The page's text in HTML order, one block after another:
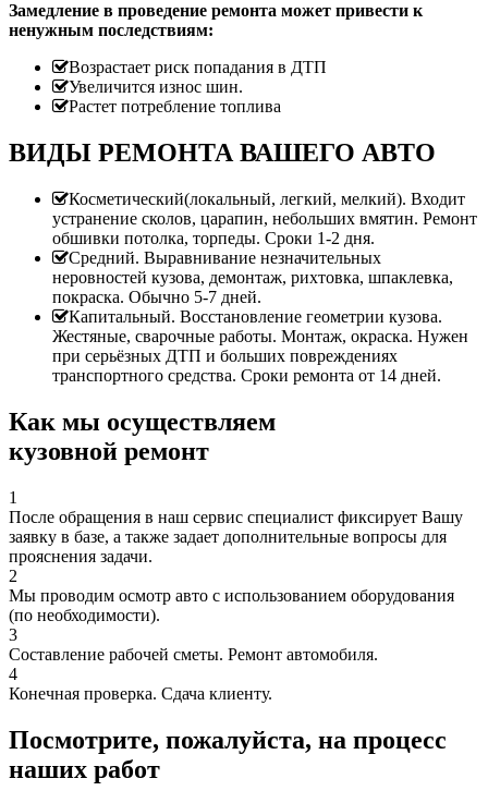
Замедление в проведение ремонта может привести к
ненужным последствиям:
Возрастает риск попадания в ДТП
Увеличится износ шин.
Растет потребление топлива
ВИДЫ РЕМОНТА ВАШЕГО АВТО
Косметический(локальный, легкий, мелкий). Входит
устранение сколов, царапин, небольших вмятин. Ремонт
обшивки потолка, торпеды. Сроки 1-2 дня.
Средний. Выравнивание незначительных
неровностей кузова, демонтаж, рихтовка, шпаклевка,
покраска. Обычно 5-7 дней.
Капитальный. Восстановление геометрии кузова.
Жестяные, сварочные работы. Монтаж, окраска. Нужен
при серьёзных ДТП и больших повреждениях
транспортного средства. Сроки ремонта от 14 дней.
Как мы осуществляем
кузовной ремонт
1
После обращения в наш сервис специалист фиксирует Вашу
заявку в базе, а также задает дополнительные вопросы для
прояснения задачи.
2
Мы проводим осмотр авто с использованием оборудования
(по необходимости).
3
Составление рабочей сметы. Ремонт автомобиля.
4
Конечная проверка. Сдача клиенту.
Посмотрите, пожалуйста, на процесс
наших работ